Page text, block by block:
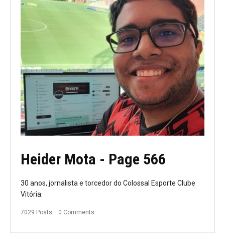
Heider Mota - Page 566
30 anos, jornalista e torcedor do Colossal Esporte Clube
Vitória.
7029 Posts 0 Comments